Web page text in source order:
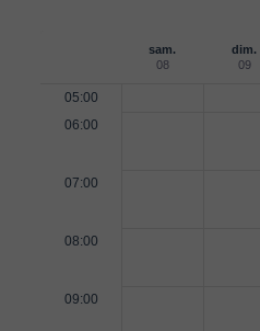
sam.
08
dim.
09
05:00
06:00
07:00
08:00
09:00